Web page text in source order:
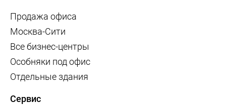
Продажа офиса
Москва-Сити
Все бизнес-центры
Особняки под офис
Отдельные здания
Сервис